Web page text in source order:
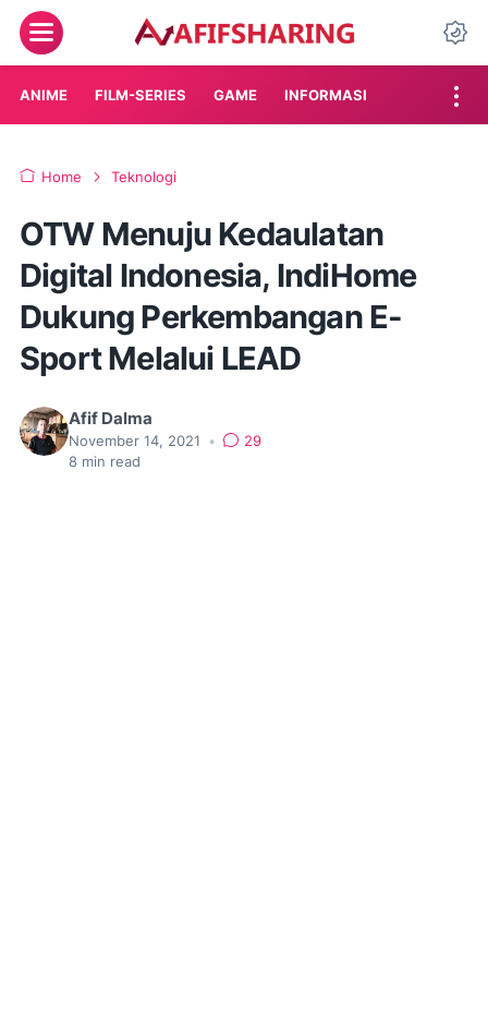
Menu
ANIME FILM-SERIES GAME INFORMASI
Home Teknologi
OTW Menuju Kedaulatan
Digital Indonesia, IndiHome
Dukung Perkembangan E-
Sport Melalui LEAD
Afif Dalma
November 14, 2021 •
29
8 min read